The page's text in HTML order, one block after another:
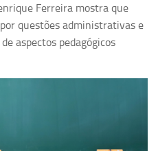
Ferreira mostra que
questões administrativas e
aspectos pedagógicos